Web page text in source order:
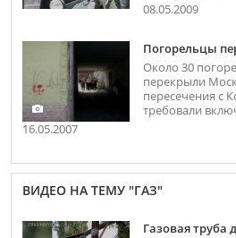
08.05.2009
Погорельцы
Около 30
перекрыли
пересечения с
требовали
16.05.2007
ВИДЕО НА ТЕМУ "ГАЗ"
Газовая труба